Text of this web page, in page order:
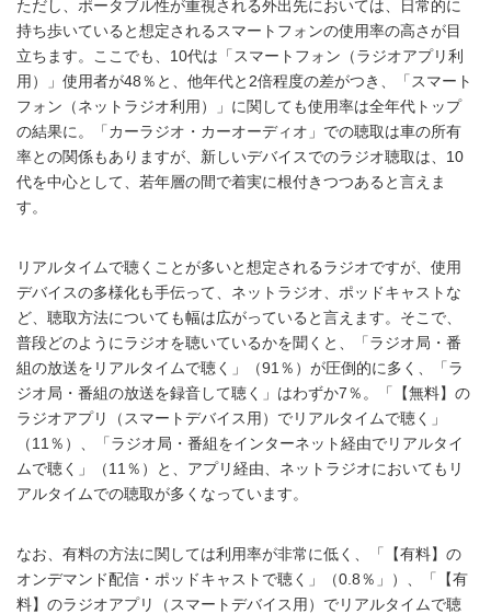
ただし、ポータブル性が重視される外出先においては、日常的に
持ち歩いていると想定されるスマートフォンの使用率の高さが目
立ちます。ここでも、10代は「スマートフォン（ラジオアプリ利
用）」使用者が48％と、他年代と2倍程度の差がつき、「スマート
フォン（ネットラジオ利用）」に関しても使用率は全年代トップ
の結果に。「カーラジオ・カーオーディオ」での聴取は車の所有
率との関係もありますが、新しいデバイスでのラジオ聴取は、10
代を中心として、若年層の間で着実に根付きつつあると言えま
す。
リアルタイムで聴くことが多いと想定されるラジオですが、使用
デバイスの多様化も手伝って、ネットラジオ、ポッドキャストな
ど、聴取方法についても幅は広がっていると言えます。そこで、
普段どのようにラジオを聴いているかを聞くと、「ラジオ局・番
組の放送をリアルタイムで聴く」（91％）が圧倒的に多く、「ラ
ジオ局・番組の放送を録音して聴く」はわずか7％。「【無料】の
ラジオアプリ（スマートデバイス用）でリアルタイムで聴く」
（11％）、「ラジオ局・番組をインターネット経由でリアルタイ
ムで聴く」（11％）と、アプリ経由、ネットラジオにおいてもリ
アルタイムでの聴取が多くなっています。
なお、有料の方法に関しては利用率が非常に低く、「【有料】の
オンデマンド配信・ポッドキャストで聴く」（0.8％」）、「【有
料】のラジオアプリ（スマートデバイス用）でリアルタイムで聴